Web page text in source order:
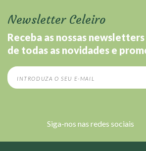
Newsletter Celeiro
Receba as nossas
de todas as novidades e
Siga-nos nas redes sociais